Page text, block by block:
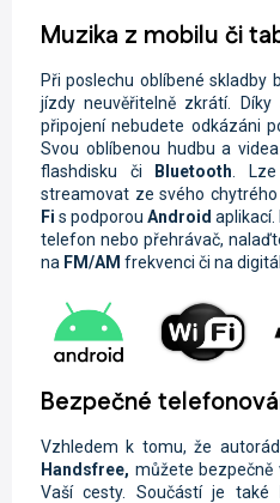
Muzika z mobilu či
Při poslechu oblíbené skladby
jízdy neuvěřitelně zkrátí.
připojení nebudete odkázáni
Svou oblíbenou hudbu a
flashdisku či Bluetooth .
streamovat ze svého
Fi s podporou Android aplikací.
telefon nebo přehrávač,
na FM/AM frekvenci či na
Bezpečné
Vzhledem k tomu, že
Handsfree, můžete bezpečně
Vaší cesty. Součástí je také